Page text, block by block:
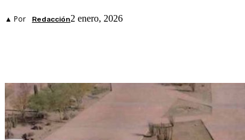
▲ Por Redacción2 enero, 2026